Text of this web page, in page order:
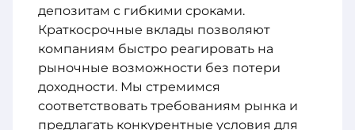
депозитам с гибкими сроками.
Краткосрочные вклады позволяют
компаниям быстро реагировать на
рыночные возможности без потери
доходности. Мы стремимся
соответствовать требованиям рынка и
предлагать конкурентные условия для